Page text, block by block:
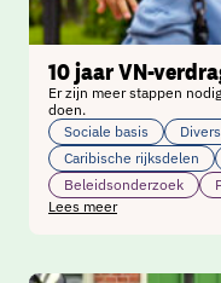
10 jaar VN-
Er zijn meer stappen
doen.
Sociale basis
Caribische rijksdelen
Beleidsonderzoek
Lees meer